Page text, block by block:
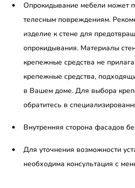
Опрокидывание мебели может
телесным повреждениям.
изделие к стене для
опрокидывания. Материалы
крепежные средства не
крепежные средства,
в Вашем доме. Для выбора
обратитесь в
Внутренняя сторона фасадов
Для уточнения возможности
необходима консультация с